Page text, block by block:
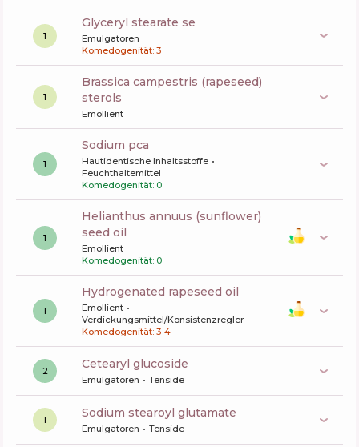
1
glyceryl stearate se
Emulgatoren
Komedogenität: 3
1
brassica campestris (rapeseed)
sterols
Emollient
1
sodium pca
Hautidentische Inhaltsstoffe
Feuchthaltemittel
Komedogenität: 0
1
helianthus annuus (sunflower)
seed oil
Emollient
Komedogenität: 0
1
hydrogenated rapeseed oil
Emollient
Verdickungsmittel/Konsistenzregler
Komedogenität: 3-4
2 cetearyl glucoside
Emulgatoren Tenside
1 sodium stearoyl glutamate
Emulgatoren Tenside